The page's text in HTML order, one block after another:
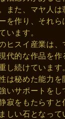
また、マヤ人
を作り、それ
います。
ヒスイ産業は
代的な作品を作
し続けています。
は秘めた能力を
いサポートをし
寂をもたらす
しい石となって